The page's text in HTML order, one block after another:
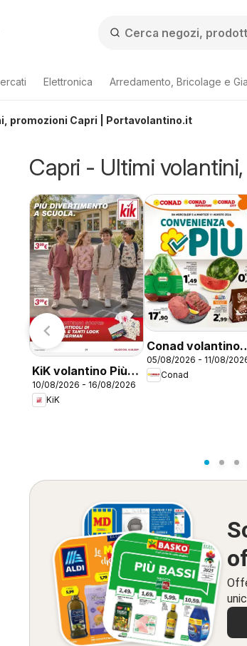
Elettronica Arredamento, Bricolage e
promozioni Capri | Portavolantino.it
Capri - Ultimi
KiK volantino Più
divertimento a
scuola
10/08/2026 - 16/08/2026
KiK
Conad volantino
Convenienza Più
Campania
05/08/2026 - 11/08/
Conad